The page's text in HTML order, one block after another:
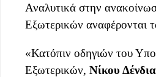
Αναλυτικά στην
Εξωτερικών αναφέρονται
«Κατόπιν οδηγιών του
Εξωτερικών, Νίκου